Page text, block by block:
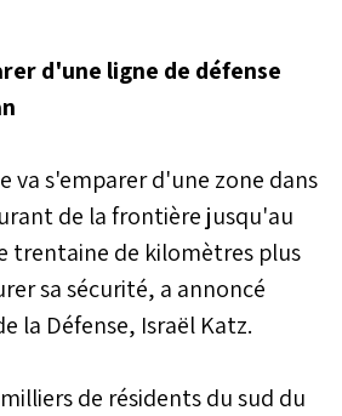
d'une ligne de défense
va s'emparer d'une zone dans
de la frontière jusqu'au
trentaine de kilomètres plus
sa sécurité, a annoncé
la Défense, Israël Katz.
de résidents du sud du